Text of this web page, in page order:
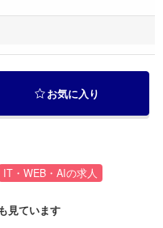
お気に入り
IT・WEB・AIの求人
見ています